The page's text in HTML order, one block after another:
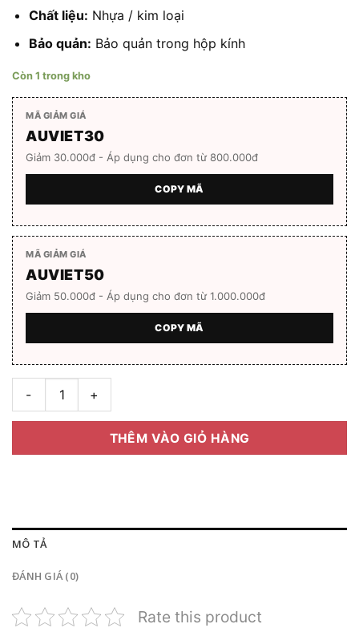
Chất liệu: Nhựa / kim loại
Bảo quản: Bảo quản trong hộp kính
Còn 1 trong kho
MÃ GIẢM GIÁ
AUVIET30
Giảm 30.000đ - Áp dụng cho đơn từ 800.000đ
COPY MÃ
MÃ GIẢM GIÁ
AUVIET50
Giảm 50.000đ - Áp dụng cho đơn từ 1.000.000đ
COPY MÃ
Gọng kính MOLSION MA7003_B15.C số lượng
THÊM VÀO GIỎ HÀNG
MÔ TẢ
ĐÁNH GIÁ (0)
Rate this product